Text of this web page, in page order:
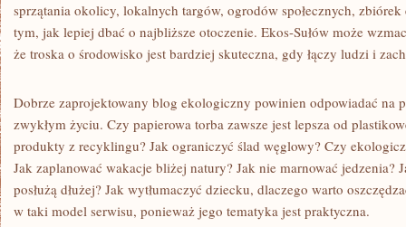
sprzątania okolicy, lokalnych targów, ogrodów społecznych,
tym, jak lepiej dbać o najbliższe otoczenie. Ekos-Sułów może
że troska o środowisko jest bardziej skuteczna, gdy łączy ludzi i
Dobrze zaprojektowany blog ekologiczny powinien odpowiadać na
zwykłym życiu. Czy papierowa torba zawsze jest lepsza od
produkty z recyklingu? Jak ograniczyć ślad węglowy? Czy
Jak zaplanować wakacje bliżej natury? Jak nie marnować jedzenia?
posłużą dłużej? Jak wytłumaczyć dziecku, dlaczego warto
w taki model serwisu, ponieważ jego tematyka jest praktyczna.